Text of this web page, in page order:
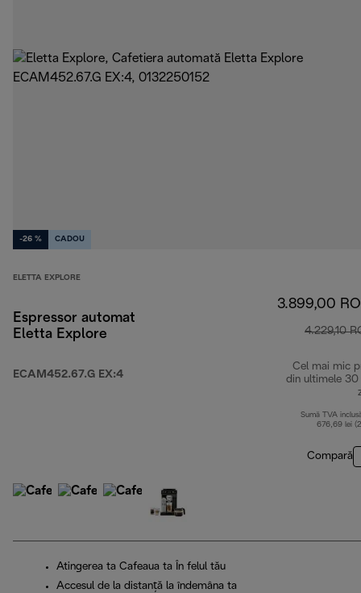
-26 % CADOU
ELETTA EXPLORE
Espressor automat
Eletta Explore
ECAM452.67.G EX:4
3.899,00
4.229,10
Cel mai mic
din ultimele 30
Sumă TVA
676,69 lei
Compară
Atingerea ta Cafeaua ta În felul tău
Accesul de la distanță la îndemâna ta